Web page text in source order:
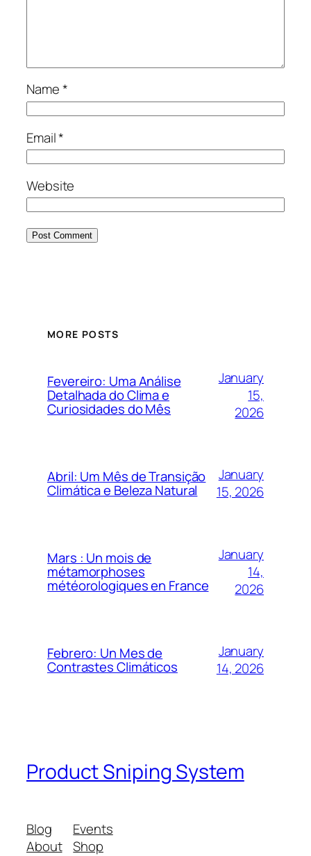
Name*
Email*
Website
MORE POSTS
Fevereiro: Uma Análise
Detalhada do Clima e
Curiosidades do Mês
January
15,
2026
Abril: Um Mês de Transição
Climática e Beleza Natural
January
15, 2026
Mars : Un mois de
métamorphoses
météorologiques en France
January
14,
2026
Febrero: Un Mes de
Contrastes Climáticos
January
14, 2026
Product Sniping System
Blog
About
Events
Shop